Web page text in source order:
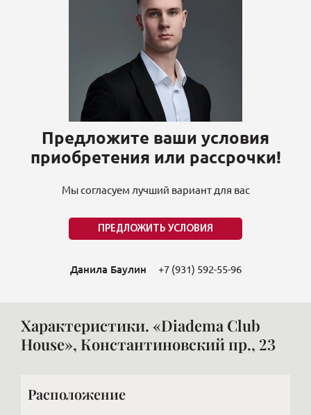
Предложите ваши условия
приобретения или рассрочки!
Мы согласуем лучший вариант для вас
ПРЕДЛОЖИТЬ УСЛОВИЯ
Данила Баулин +7 (931) 592-55-96
Характеристики. «Diadema Club
House», Константиновский пр., 23
Расположение